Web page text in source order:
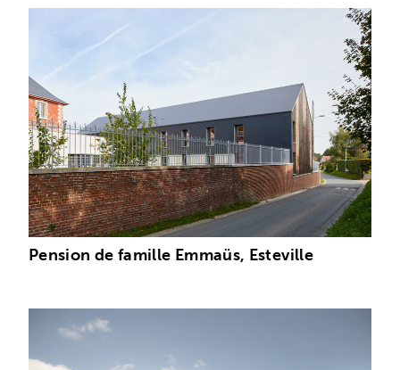
Pension de famille Emmaüs, Esteville